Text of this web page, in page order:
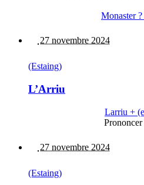
Monaster
27 novembre 2024
(Estaing)
L’Arriu
Larriu +
27 novembre 2024
(Estaing)